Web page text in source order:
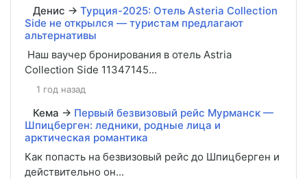
Денис → Турция-2025: Отель Asteria Collection
Side не открылся — туристам предлагают
альтернативы
Наш ваучер бронирования в отель Astria
Collection Side 11347145...
1 год назад
Кема → Первый безвизовый рейс Мурманск —
Шпицберген: ледники, родные лица и
арктическая романтика
Как попасть на безвизовый рейс до Шпицберген и
действительно он...